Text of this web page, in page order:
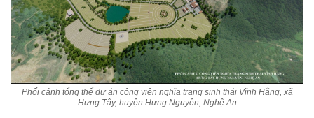
Phối cảnh tổng thể dự án công viên nghĩa trang sinh thái Vĩnh Hằng, xã
Hưng Tây, huyện Hưng Nguyên, Nghệ An